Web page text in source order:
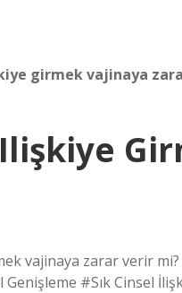
girmek vajinaya
Ilişkiye
vajinaya zarar verir mi?
#Sık Cinsel